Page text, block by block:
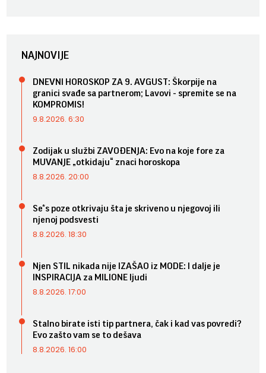
NAJNOVIJE
DNEVNI HOROSKOP ZA 9. AVGUST: Škorpije na
granici svađe sa partnerom; Lavovi - spremite se na
KOMPROMIS!
9.8.2026. 6:30
Zodijak u službi ZAVOĐENJA: Evo na koje fore za
MUVANJE „otkidaju“ znaci horoskopa
8.8.2026. 20:00
Se*s poze otkrivaju šta je skriveno u njegovoj ili
njenoj podsvesti
8.8.2026. 18:30
Njen STIL nikada nije IZAŠAO iz MODE: I dalje je
INSPIRACIJA za MILIONE ljudi
8.8.2026. 17:00
Stalno birate isti tip partnera, čak i kad vas povredi?
Evo zašto vam se to dešava
8.8.2026. 16:00